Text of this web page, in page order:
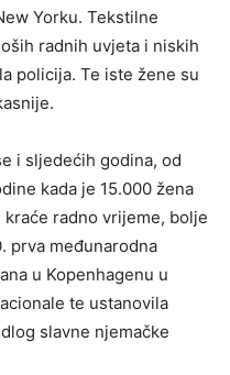
Yorku. Tekstilne
radnih uvjeta i niskih
policija. Te iste žene su
i sljedećih godina, od
kada je 15.000 žena
radno vrijeme, bolje
prva međunarodna
u Kopenhagenu u
te ustanovila
slavne njemačke